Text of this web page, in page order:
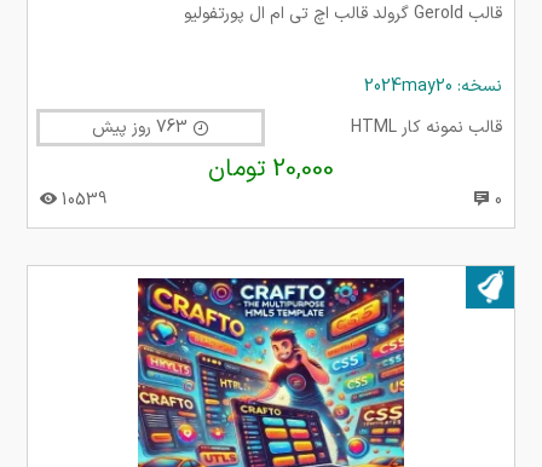
قالب Gerold گرولد قالب اچ تی ام ال پورتفولیو
نسخه: 2024may20
قالب نمونه کار HTML
20,000 تومان
0
10539
بروز شده در ۱۸ اسفند ۱۴۰۳